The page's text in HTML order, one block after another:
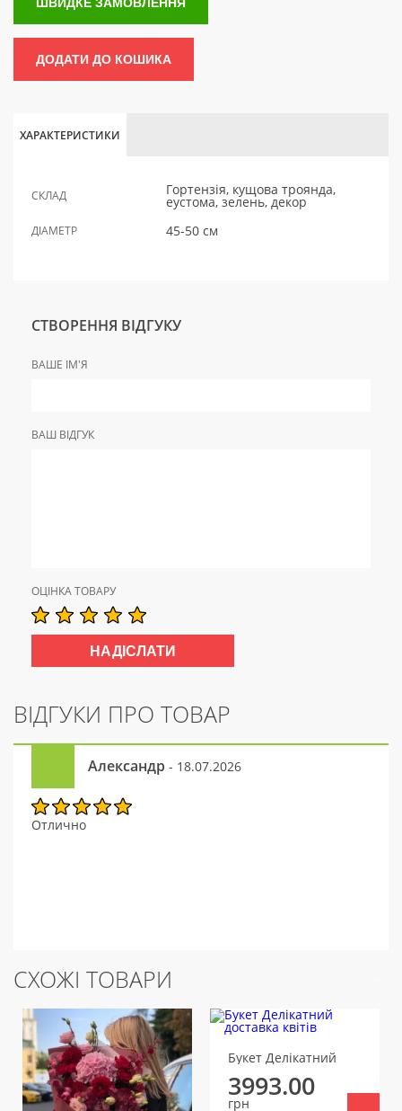
ДОДАТИ ДО КОШИКА
ХАРАКТЕРИСТИКИ
СКЛАД Гортензія, кущова троянда,
еустома, зелень, декор
ДІАМЕТР 45-50 см
СТВОРЕННЯ ВІДГУКУ
ВАШЕ ІМ'Я
ВАШ ВІДГУК
ОЦІНКА ТОВАРУ
ВІДГУКИ ПРО ТОВАР
Александр - 18.07.2026
Отлично
СХОЖІ ТОВАРИ
Букет Делікатний
3993.00
грн